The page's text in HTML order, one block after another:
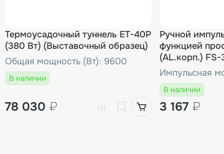
Термоусадочный туннель ET-40P
(380 Вт) (Выставочный образец)
Общая мощность (Вт): 9600
В наличии
78 030 ₽
Ручной
функцией
(AL.корп.)
(Выставочный
Импульсная
В наличии
3 167 ₽